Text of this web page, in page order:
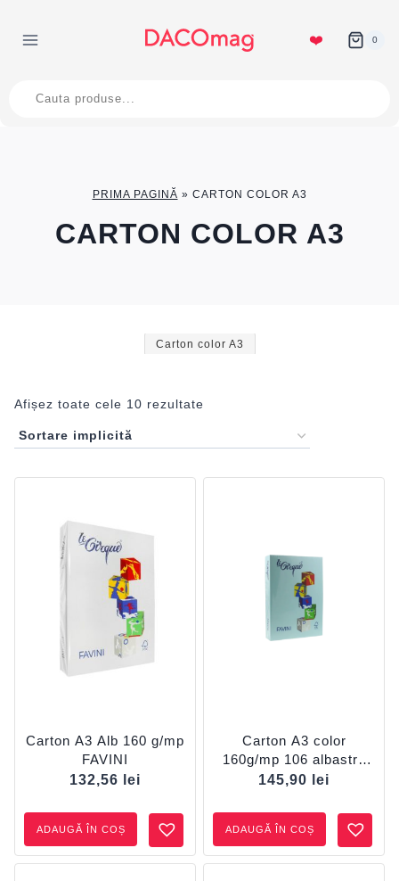
content
❤️ 0
search
PRIMA PAGINĂ » CARTON COLOR A3
CARTON COLOR A3
Afișez toate cele 10 rezultate
Carton A3 Alb 160 g/mp
FAVINI
132,56
lei
ADAUGĂ ÎN COȘ
Carton A3 color
160g/mp 106 albastru
deschis FAVINI
145,90 lei
ADAUGĂ ÎN COȘ
Carton color A3